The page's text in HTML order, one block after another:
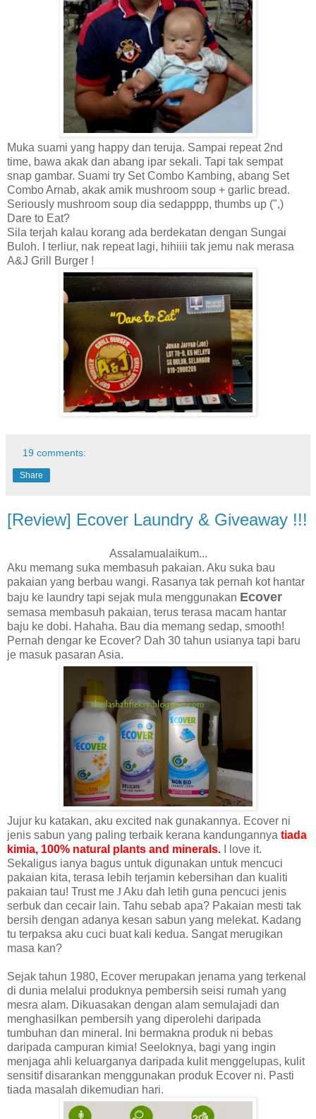
Muka suami yang happy dan teruja. Sampai repeat 2nd
time, bawa akak dan abang ipar sekali. Tapi tak sempat
snap gambar. Suami try Set Combo Kambing, abang Set
Combo Arnab, akak amik mushroom soup + garlic bread.
Seriously mushroom soup dia sedapppp, thumbs up (",)
Dare to Eat?
Sila terjah kalau korang ada berdekatan dengan Sungai
Buloh. I terliur, nak repeat lagi, hihiiii tak jemu nak merasa
A&J Grill Burger !
19 comments:
Share
[Review] Ecover Laundry & Giveaway !!!
Assalamualaikum...
Aku memang suka membasuh pakaian. Aku suka bau
pakaian yang berbau wangi. Rasanya tak pernah kot hantar
baju ke laundry tapi sejak mula menggunakan Ecover
semasa membasuh pakaian, terus terasa macam hantar
baju ke dobi. Hahaha. Bau dia memang sedap, smooth!
Pernah dengar ke Ecover? Dah 30 tahun usianya tapi baru
je masuk pasaran Asia.
Jujur ku katakan, aku excited nak gunakannya. Ecover ni
jenis sabun yang paling terbaik kerana kandungannya tiada
kimia, 100% natural plants and minerals.
I love it.
Sekaligus ianya bagus untuk digunakan untuk mencuci
pakaian kita, terasa lebih terjamin kebersihan dan kualiti
pakaian tau! Trust me JAku dah letih guna pencuci jenis
serbuk dan cecair lain. Tahu sebab apa? Pakaian mesti tak
bersih dengan adanya kesan sabun yang melekat. Kadang
tu terpaksa aku cuci buat kali kedua. Sangat merugikan
masa kan?
Sejak tahun 1980, Ecover merupakan jenama yang terkenal
di dunia melalui produknya pembersih seisi rumah yang
mesra alam. Dikuasakan dengan alam semulajadi dan
menghasilkan pembersih yang diperolehi daripada
tumbuhan dan mineral. Ini bermakna produk ni bebas
daripada campuran kimia! Seeloknya, bagi yang ingin
menjaga ahli keluarganya daripada kulit menggelupas, kulit
sensitif disarankan menggunakan produk Ecover ni. Pasti
tiada masalah dikemudian hari.